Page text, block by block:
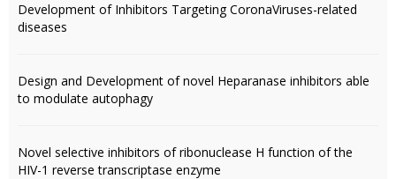
Development of Inhibitors Targeting CoronaViruses-related
diseases
Design and Development of novel Heparanase inhibitors able
to modulate autophagy
Novel selective inhibitors of ribonuclease H function of the
HIV-1 reverse transcriptase enzyme